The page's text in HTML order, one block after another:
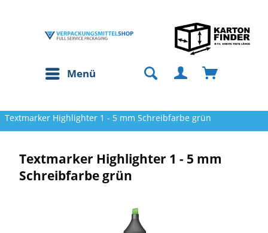
Menü
Textmarker Highlighter 1 - 5 mm Schreibfarbe grün
Textmarker Highlighter 1 - 5 mm
Schreibfarbe grün